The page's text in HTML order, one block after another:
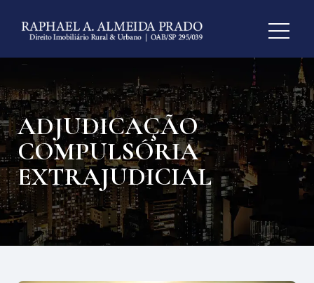
ADJUDICAÇÃO
COMPULSÓRIA
EXTRAJUDICIAL